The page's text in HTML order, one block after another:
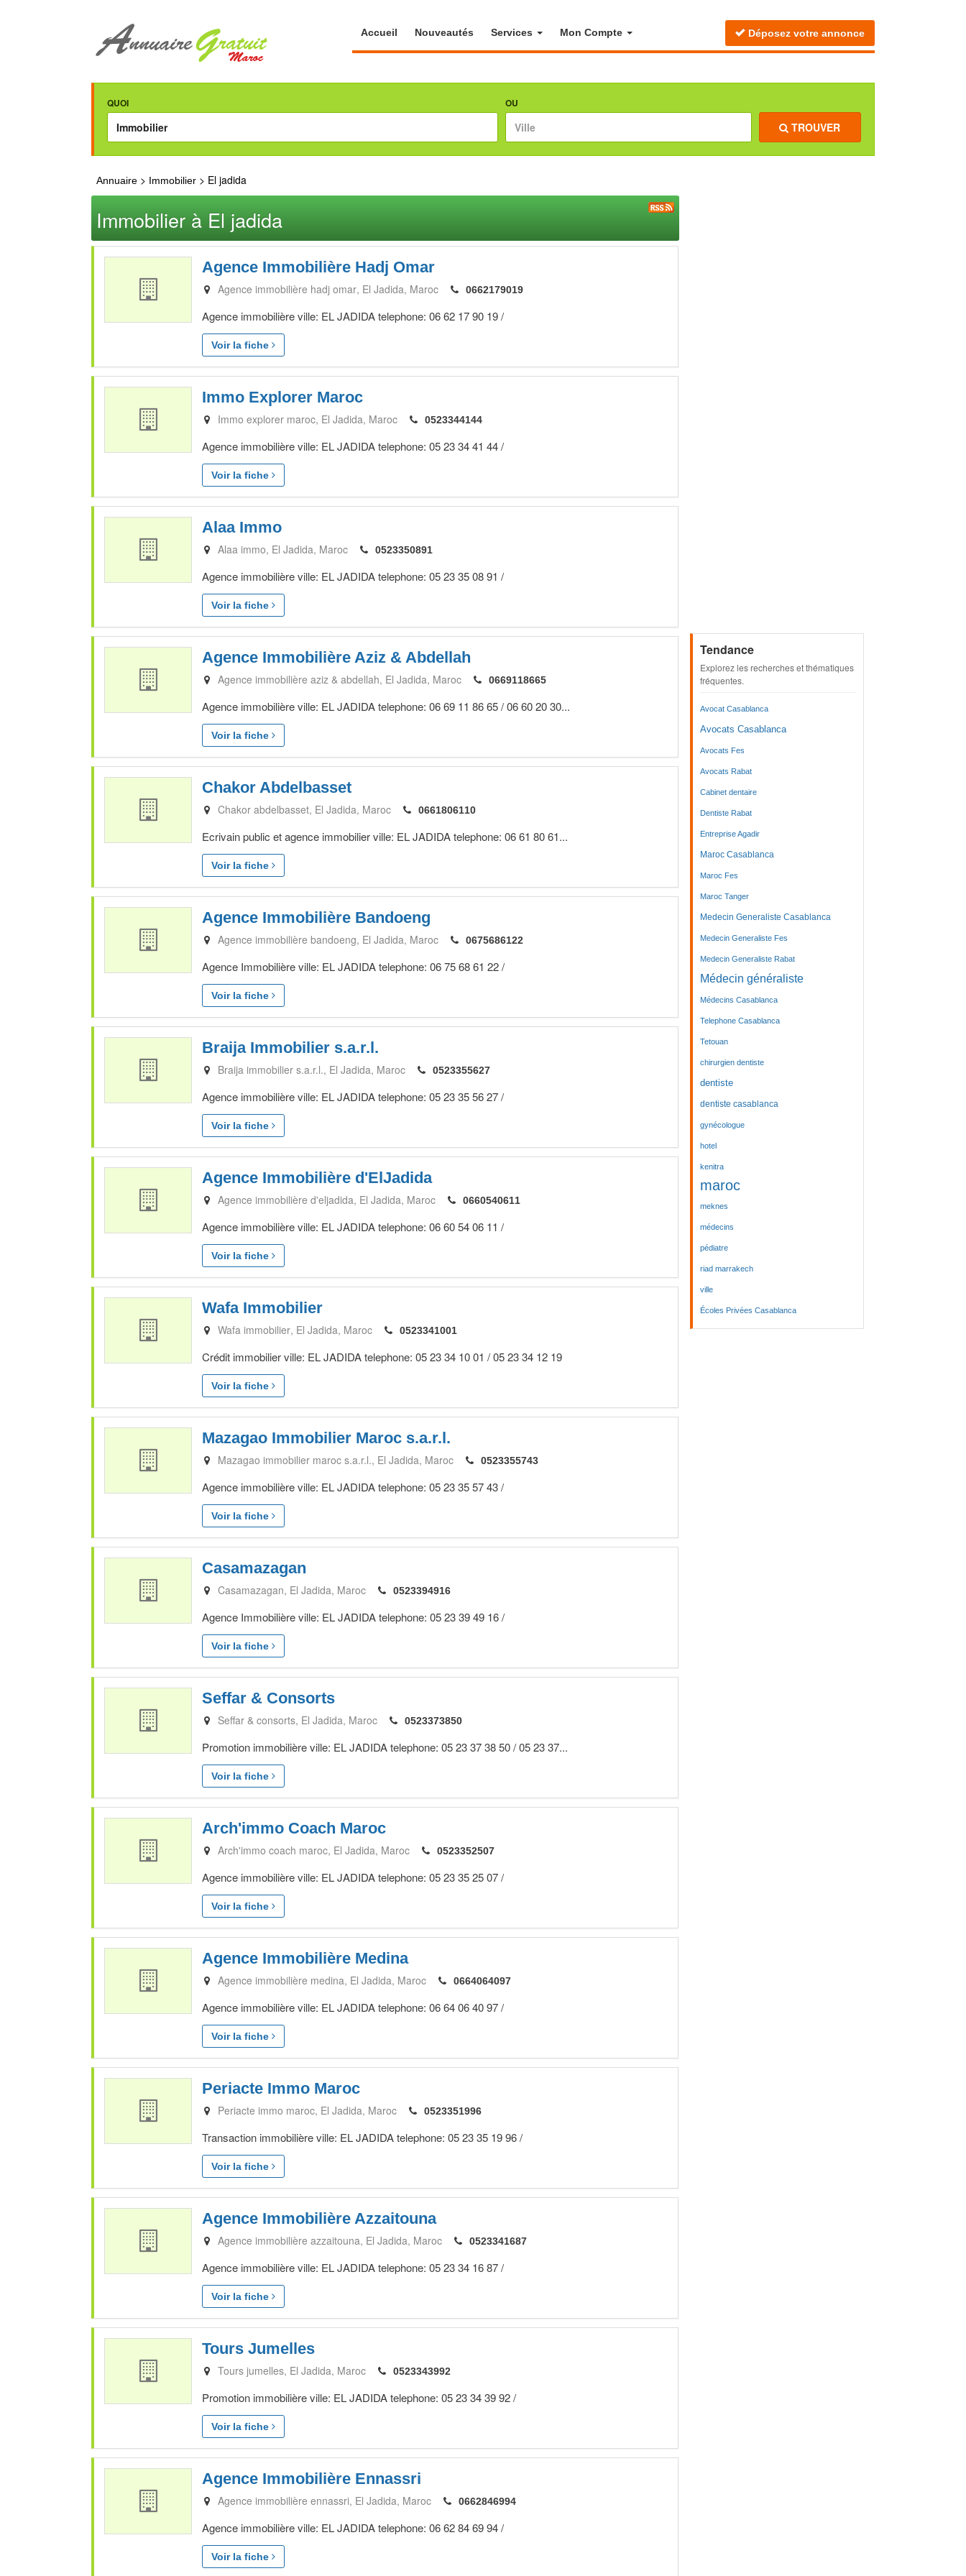
Accueil Nouveautés Services Mon Compte Déposez votre annonce
QUOI OU
TROUVER
Annuaire > Immobilier > El jadida
Immobilier à El jadida
Agence Immobilière Hadj Omar
Agence immobilière hadj omar El Jadida Maroc 0662179019
Agence immobilière ville: EL JADIDA telephone: 06 62 17 90 19 /
Voir la fiche
Immo Explorer Maroc
Immo explorer maroc El Jadida Maroc 0523344144
Agence immobilière ville: EL JADIDA telephone: 05 23 34 41 44 /
Voir la fiche
Alaa Immo
Alaa immo El Jadida Maroc 0523350891
Agence immobilière ville: EL JADIDA telephone: 05 23 35 08 91 /
Voir la fiche
Agence Immobilière Aziz & Abdellah
Agence immobilière aziz & abdellah El Jadida Maroc 0669118665
Agence immobilière ville: EL JADIDA telephone: 06 69 11 86 65 / 06 60 20 30...
Voir la fiche
Chakor Abdelbasset
Chakor abdelbasset El Jadida Maroc 0661806110
Ecrivain public et agence immobilier ville: EL JADIDA telephone: 06 61 80 61...
Voir la fiche
Agence Immobilière Bandoeng
Agence immobilière bandoeng El Jadida Maroc 0675686122
Agence Immobilière ville: EL JADIDA telephone: 06 75 68 61 22 /
Voir la fiche
Braija Immobilier s.a.r.l.
Braija immobilier s.a.r.l. El Jadida Maroc 0523355627
Agence immobilière ville: EL JADIDA telephone: 05 23 35 56 27 /
Voir la fiche
Agence Immobilière d'ElJadida
Agence immobilière d'eljadida El Jadida Maroc 0660540611
Agence immobilière ville: EL JADIDA telephone: 06 60 54 06 11 /
Voir la fiche
Wafa Immobilier
Wafa immobilier El Jadida Maroc 0523341001
Crédit immobilier ville: EL JADIDA telephone: 05 23 34 10 01 / 05 23 34 12 19
Voir la fiche
Mazagao Immobilier Maroc s.a.r.l.
Mazagao immobilier maroc s.a.r.l. El Jadida Maroc 0523355743
Agence immobilière ville: EL JADIDA telephone: 05 23 35 57 43 /
Voir la fiche
Casamazagan
Casamazagan El Jadida Maroc 0523394916
Agence Immobilière ville: EL JADIDA telephone: 05 23 39 49 16 /
Voir la fiche
Seffar & Consorts
Seffar & consorts El Jadida Maroc 0523373850
Promotion immobilière ville: EL JADIDA telephone: 05 23 37 38 50 / 05 23 37...
Voir la fiche
Arch'immo Coach Maroc
Arch'immo coach maroc El Jadida Maroc 0523352507
Agence immobilière ville: EL JADIDA telephone: 05 23 35 25 07 /
Voir la fiche
Agence Immobilière Medina
Agence immobilière medina El Jadida Maroc 0664064097
Agence immobilière ville: EL JADIDA telephone: 06 64 06 40 97 /
Voir la fiche
Periacte Immo Maroc
Periacte immo maroc El Jadida Maroc 0523351996
Transaction immobilière ville: EL JADIDA telephone: 05 23 35 19 96 /
Voir la fiche
Agence Immobilière Azzaitouna
Agence immobilière azzaitouna El Jadida Maroc 0523341687
Agence immobilière ville: EL JADIDA telephone: 05 23 34 16 87 /
Voir la fiche
Tours Jumelles
Tours jumelles El Jadida Maroc 0523343992
Promotion immobilière ville: EL JADIDA telephone: 05 23 34 39 92 /
Voir la fiche
Agence Immobilière Ennassri
Agence immobilière ennassri El Jadida Maroc 0662846994
Agence immobilière ville: EL JADIDA telephone: 06 62 84 69 94 /
Voir la fiche
Tendance
Explorez les recherches et thématiques
fréquentes.
Avocat Casablanca
Avocats Casablanca
Avocats Fes
Avocats Rabat
Cabinet dentaire
Dentiste Rabat
Entreprise Agadir
Maroc Casablanca
Maroc Fes
Maroc Tanger
Medecin Generaliste Casablanca
Medecin Generaliste Fes
Medecin Generaliste Rabat
Médecin généraliste
Médecins Casablanca
Telephone Casablanca
Tetouan
chirurgien dentiste
dentiste
dentiste casablanca
gynécologue
hotel
kenitra
maroc
meknes
médecins
pédiatre
riad marrakech
ville
Écoles Privées Casablanca